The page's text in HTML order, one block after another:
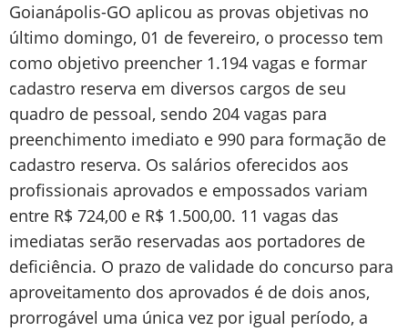
Goianápolis-GO aplicou as provas objetivas no
último domingo, 01 de fevereiro, o processo tem
como objetivo preencher 1.194 vagas e formar
cadastro reserva em diversos cargos de seu
quadro de pessoal, sendo 204 vagas para
preenchimento imediato e 990 para formação de
cadastro reserva. Os salários oferecidos aos
profissionais aprovados e empossados variam
entre R$ 724,00 e R$ 1.500,00. 11 vagas das
imediatas serão reservadas aos portadores de
deficiência. O prazo de validade do concurso para
aproveitamento dos aprovados é de dois anos,
prorrogável uma única vez por igual período, a